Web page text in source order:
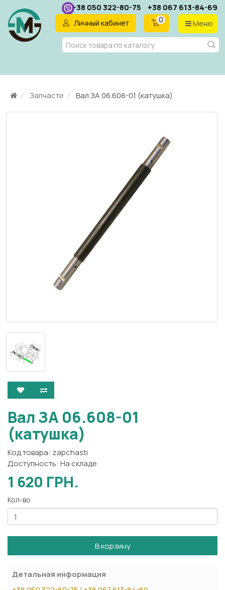
+38 050 322-80-75 +38 067 613-84-69
Меню
0
Личный кабинет
RU
Запчасти Вал ЗА 06.608-01 (катушка)
Вал ЗА 06.608-01
(катушка)
Код товара: zapchasti
Доступность: На складе
1 620 ГРН.
Кол-во
В корзину
Детальная информация